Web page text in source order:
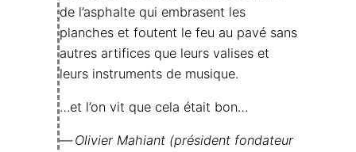
de l’asphalte qui embrasent les
planches et foutent le feu au pavé sans
autres artifices que leurs valises et
leurs instruments de musique.
…et l’on vit que cela était bon…
Olivier Mahiant (président fondateur